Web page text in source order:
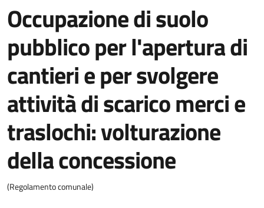
Occupazione di suolo
pubblico per l'apertura di
cantieri e per svolgere
attività di scarico merci e
traslochi: volturazione
della concessione
(Regolamento comunale)